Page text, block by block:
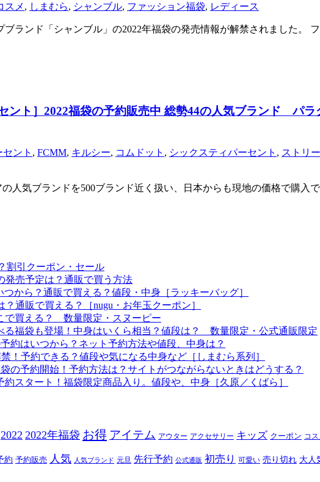
スメ , しまむら, シャンブル, ファッション福袋, レディース
ランド「シャンブル」の2022年福袋の発売情報が解禁されました。
ント］2022福袋の予約販売中 総勢44の人気ブランド パ
セント , FCMM, キルシー, コムドット , シックスティパーセント , ストリ
の人気ブランドを500ブランド近く扱い、日本からも現地の価格で購入
割引クーポン・セール
発売予定は？通販で買う方法
つから？通販で買える？値段・中身［ラッキーバッグ］
？通販で買える？［nugu・お年玉クーポン］
で買える？ 数量限定・スヌーピー
る福袋も登場！中身はいくら相当？値段は？ 数量限定・公式通販限定
約はいつから？ネット予約方法や値段、中身は？
！予約できる？値段や気になる中身など［しまむら系列］
の予約開始！予約方法は？サイトがつながらないときはどうする？
約スタート！福袋限定商品入り。値段や、中身［久原／くばら］
2022 2022年福袋 お得 アイテム アウター アクセサリー キッズ クーポン コス
約 予約販売 人気 人気ブランド 元旦 先行予約 公式通販 初売り 可愛い 売り切れ 大人